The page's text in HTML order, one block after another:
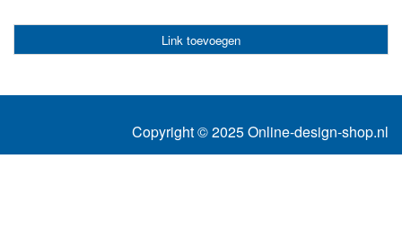
Link toevoegen
Copyright © 2025 Online-design-shop.nl